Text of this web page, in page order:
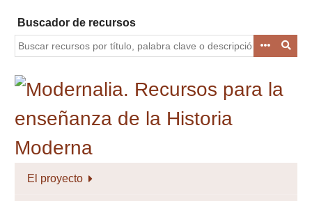
contenido
principal
Buscador de recursos
El proyecto